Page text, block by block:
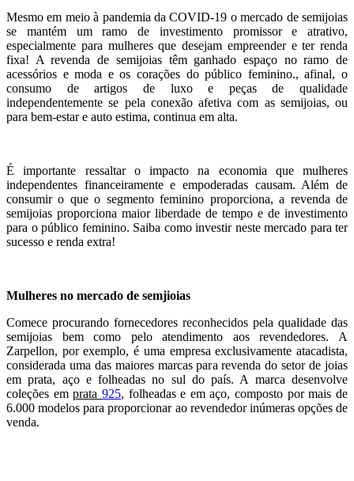
Mesmo em meio à pandemia da COVID-19 o mercado de semijoias
se mantém um ramo de investimento promissor e atrativo,
especialmente para mulheres que desejam empreender e ter renda
fixa! A revenda de semijoias têm ganhado espaço no ramo de
acessórios e moda e os corações do público feminino., afinal, o
consumo de artigos de luxo e peças de qualidade
independentemente se pela conexão afetiva com as semijoias, ou
para bem-estar e auto estima, continua em alta.
É importante ressaltar o impacto na economia que mulheres
independentes financeiramente e empoderadas causam. Além de
consumir o que o segmento feminino proporciona, a revenda de
semijoias proporciona maior liberdade de tempo e de investimento
para o público feminino. Saiba como investir neste mercado para ter
sucesso e renda extra!
Mulheres no mercado de semjioias
Comece procurando fornecedores reconhecidos pela qualidade das
semijoias bem como pelo atendimento aos revendedores. A
Zarpellon, por exemplo, é uma empresa exclusivamente atacadista,
considerada uma das maiores marcas para revenda do setor de joias
em prata, aço e folheadas no sul do país. A marca desenvolve
coleções emprata 925, folheadas e em aço, composto por mais de
6.000 modelos para proporcionar ao revendedor inúmeras opções de
venda.